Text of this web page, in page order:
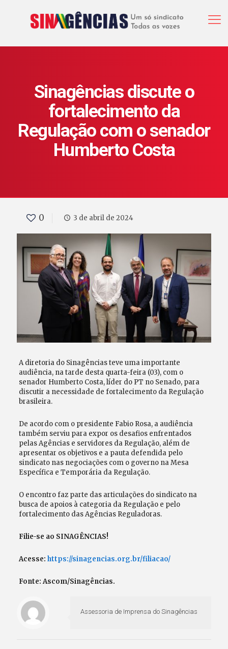
Sinagências discute o
fortalecimento da
Regulação com o senador
Humberto Costa
0 3 de abril de 2024
A diretoria do Sinagências teve uma importante
audiência, na tarde desta quarta-feira (03), com o
senador Humberto Costa, líder do PT no Senado, para
discutir a necessidade de fortalecimento da Regulação
brasileira.
De acordo com o presidente Fabio Rosa, a audiência
também serviu para expor os desafios enfrentados
pelas Agências e servidores da Regulação, além de
apresentar os objetivos e a pauta defendida pelo
sindicato nas negociações com o governo na Mesa
Específica e Temporária da Regulação.
O encontro faz parte das articulações do sindicato na
busca de apoios à categoria da Regulação e pelo
fortalecimento das Agências Reguladoras.
Filie-se ao SINAGÊNCIAS!
Acesse: https://sinagencias.org.br/filiacao/
Fonte: Ascom/Sinagências.
Assessoria de Imprensa do Sinagências